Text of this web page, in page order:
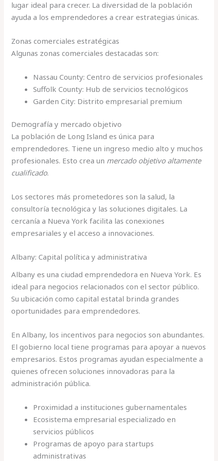
lugar ideal para crecer. La diversidad de la población
ayuda a los emprendedores a crear estrategias únicas.
Zonas comerciales estratégicas
Algunas zonas comerciales destacadas son:
Nassau County: Centro de servicios profesionales
Suffolk County: Hub de servicios tecnológicos
Garden City: Distrito empresarial premium
Demografía y mercado objetivo
La población de Long Island es única para
emprendedores. Tiene un ingreso medio alto y muchos
profesionales. Esto crea un mercado objetivo altamente
cualificado.
Los sectores más prometedores son la salud, la
consultoría tecnológica y las soluciones digitales. La
cercanía a Nueva York facilita las conexiones
empresariales y el acceso a innovaciones.
Albany: Capital política y administrativa
Albany es una ciudad emprendedora en Nueva York. Es
ideal para negocios relacionados con el sector público.
Su ubicación como capital estatal brinda grandes
oportunidades para emprendedores.
En Albany, los incentivos para negocios son abundantes.
El gobierno local tiene programas para apoyar a nuevos
empresarios. Estos programas ayudan especialmente a
quienes ofrecen soluciones innovadoras para la
administración pública.
Proximidad a instituciones gubernamentales
Ecosistema empresarial especializado en
servicios públicos
Programas de apoyo para startups
administrativas